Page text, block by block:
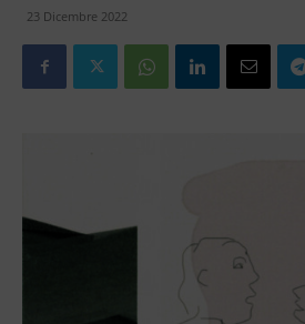
23 Dicembre 2022